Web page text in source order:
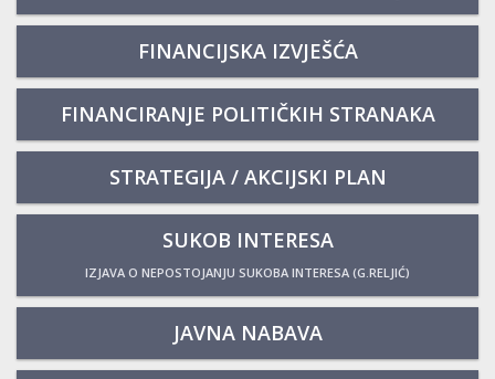
FINANCIJSKA IZVJEŠĆA
FINANCIRANJE POLITIČKIH STRANAKA
STRATEGIJA / AKCIJSKI PLAN
SUKOB INTERESA
IZJAVA O NEPOSTOJANJU SUKOBA INTERESA (G.RELJIĆ)
JAVNA NABAVA